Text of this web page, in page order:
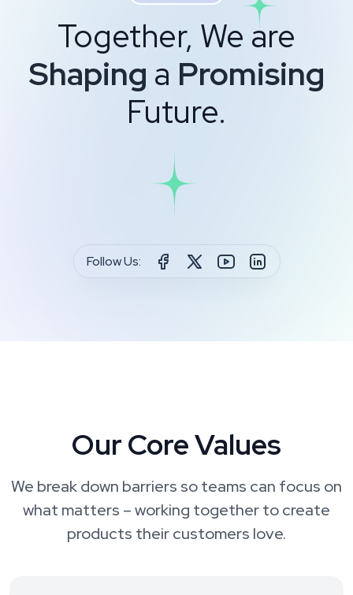
Together, We are
Shaping a Promising
Future.
Follow Us:
Our Core Values
We break down barriers so teams can focus on
what matters – working togetherto create
products their customers love.